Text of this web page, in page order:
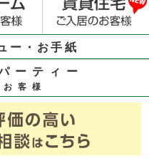
ー・お手紙
ーティー
客様